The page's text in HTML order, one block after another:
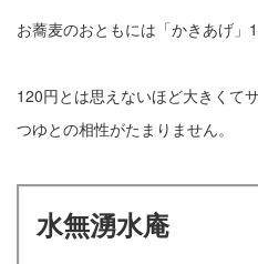
お蕎麦のおともには「かきあげ」
120円とは思えないほど大きくてサ
つゆとの相性がたまりません。
水無湧水庵